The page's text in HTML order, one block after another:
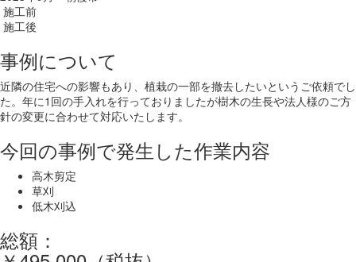
施工前
施工後
事例について
近隣の住宅への影響もあり、植栽の一部を撤去したいというご依頼でし
た。年に1回の手入れを行っておりましたが樹木の生長や法人様のご方
針の変更に合わせて対応いたします。
今回の事例で発生した作業内容
高木剪定
草刈
低木刈込
総額：